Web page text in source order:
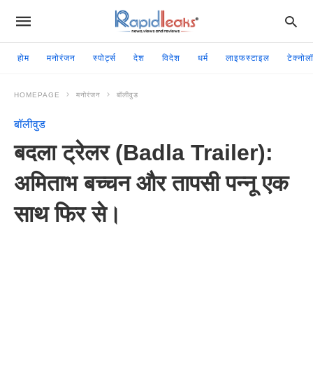
होम मनोरंजन स्पोर्ट्स देश विदेश धर्म लाइफस्टाइल
HOMEPAGE मनोरंजन बॉलीवुड
बॉलीवुड
बदला ट्रेलर (Badla Trailer):
अमिताभ बच्चन और तापसी पन्नू एक
साथ फिर से।